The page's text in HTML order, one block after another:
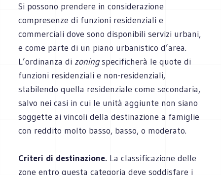
Si possono prendere in considerazione
compresenze di funzioni residenziali e
commerciali dove sono disponibili servizi urbani,
e come parte di un piano urbanistico d’area.
L’ordinanza di zoningspecificherà le quote di
funzioni residenziali e non-residenziali,
stabilendo quella residenziale come secondaria,
salvo nei casi in cui le unità aggiunte non siano
soggette ai vincoli della destinazione a famiglie
con reddito molto basso, basso, o moderato.
Criteri di destinazione. La classificazione delle
zone entro questa categoria deve soddisfare i